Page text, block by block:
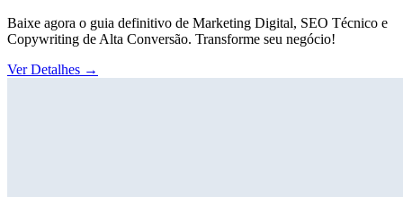
Baixe agora o guia definitivo de Marketing Digital, SEO Técnico e
Copywriting de Alta Conversão. Transforme seu negócio!
Ver Detalhes →